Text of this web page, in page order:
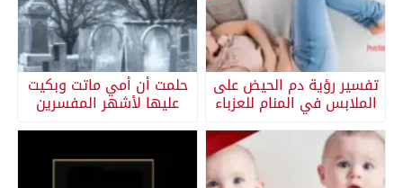
تفسير رؤية دم الحيض على
الملابس في المنام للعزباء
حلمت أن أمي ماتت وبكيت
عليها لأشهر المفسرين